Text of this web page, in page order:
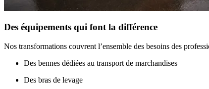
Des équipements qui font la différence
Nos transformations couvrent l’ensemble des besoins des
Des bennes dédiées au transport de marchandises
Des bras de levage